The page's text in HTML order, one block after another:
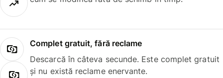
Complet gratuit, fără reclame
Descarcă în câteva secunde. Este complet gratuit
și nu există reclame enervante.